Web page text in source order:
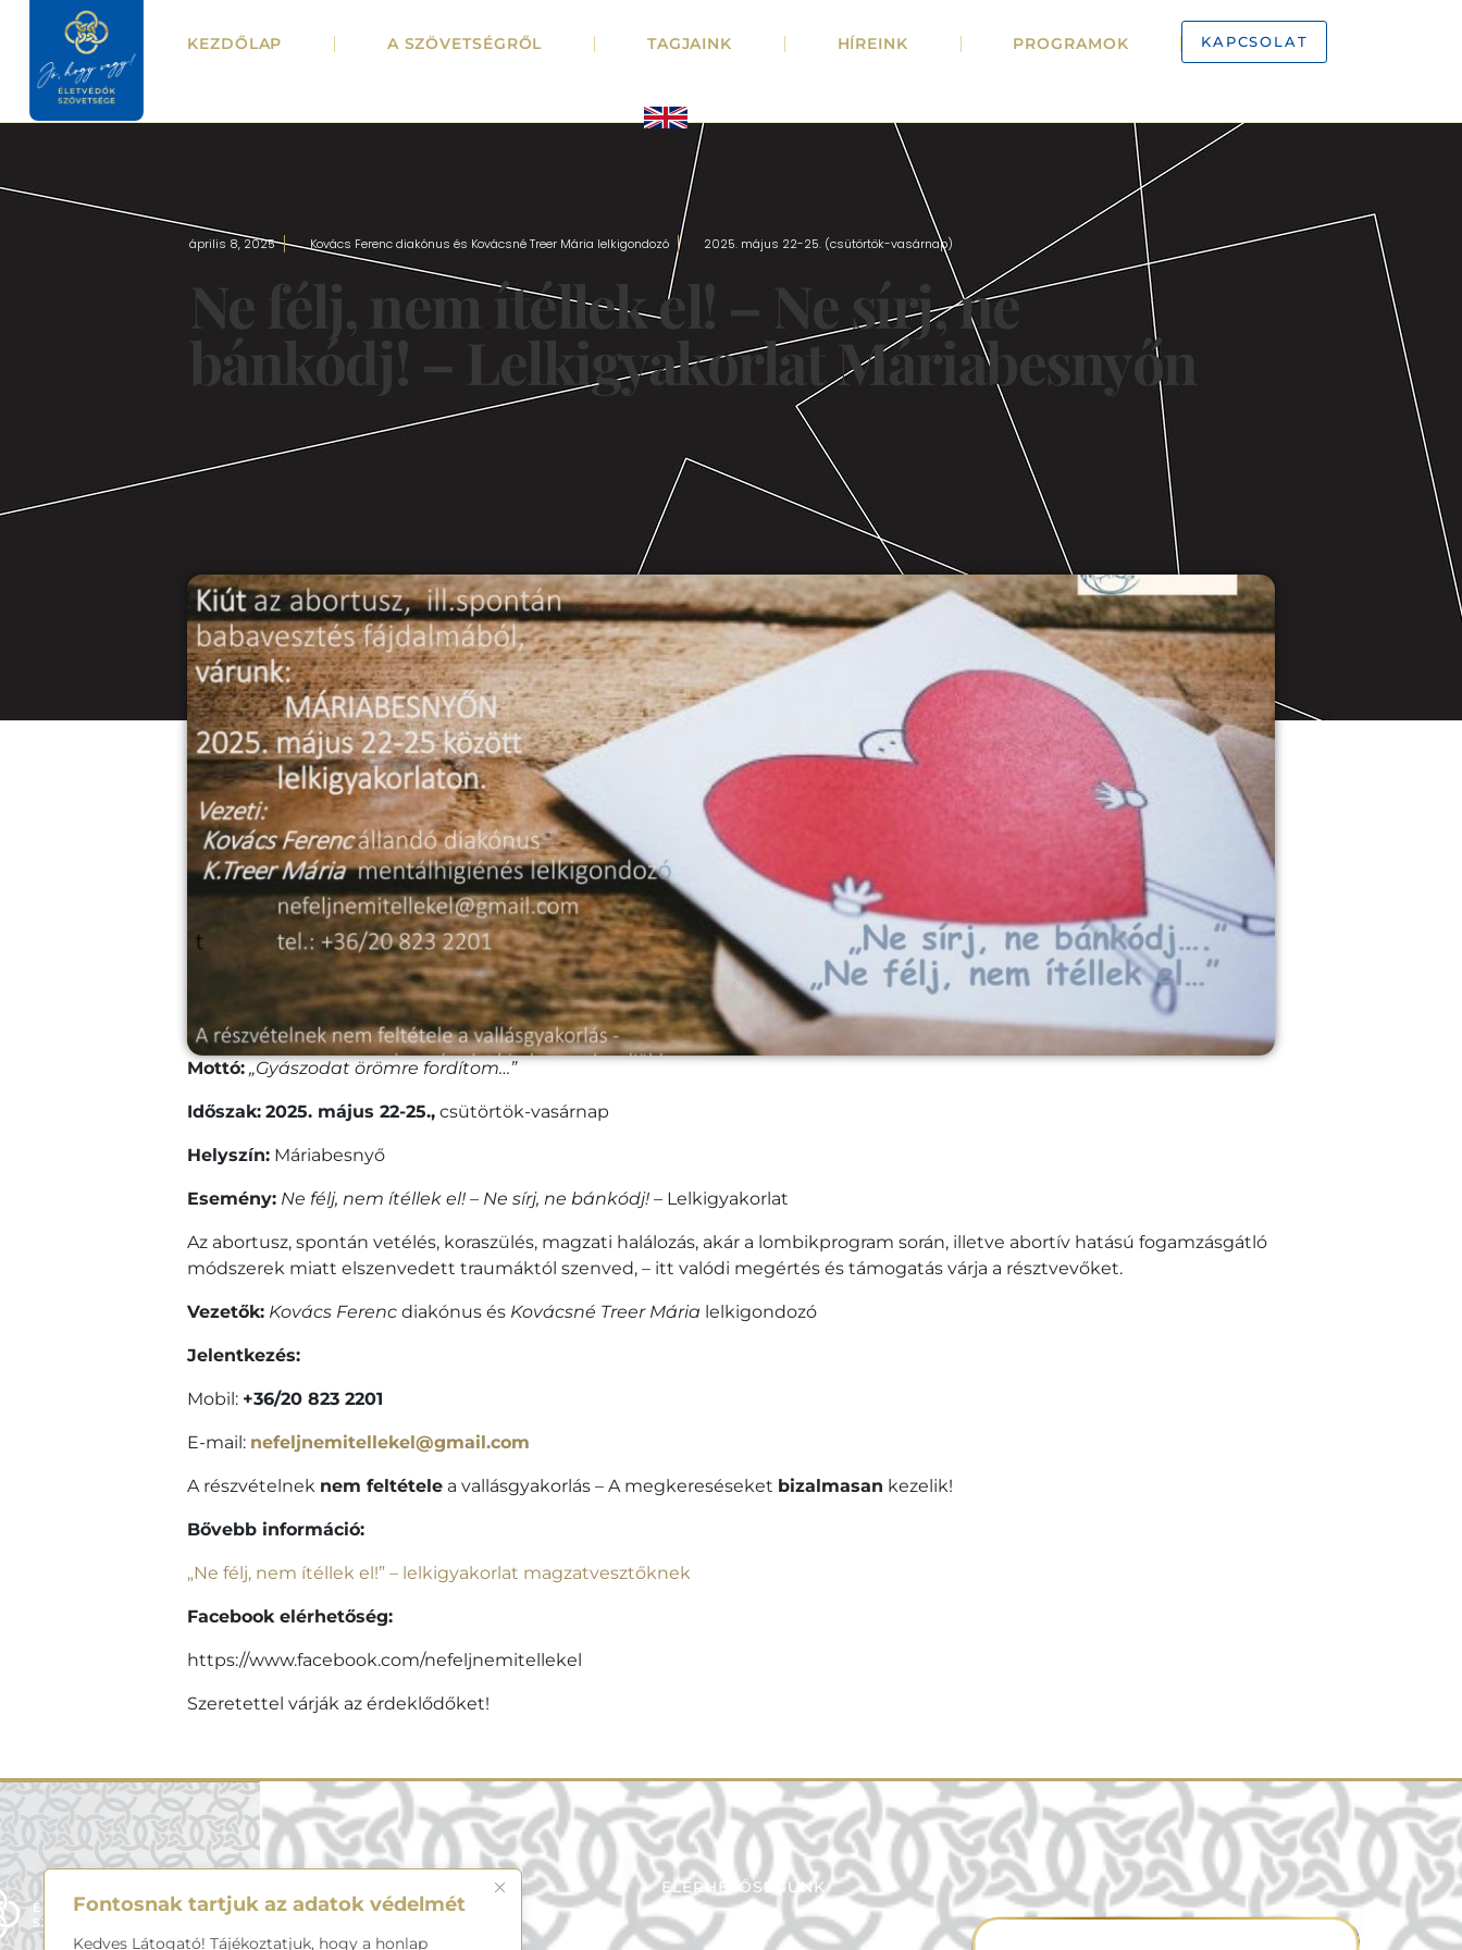
Fontosnak tartjuk az adatok védelmét
Kedves Látogató! Tájékoztatjuk, hogy a honlap
KEZDŐLAP A SZÖVETSÉGRŐL TAGJAINK HÍREINK PROGRAMOK KAPCSOLAT
április 8, 2025 Kovács Ferenc diakónus és Kovácsné Treer Mária lelkigondozó 2025. május 22-25. (csütörtök-vasárnap)
Ne félj, nem ítéllek el! – Ne sírj, ne
bánkódj! – Lelkigyakorlat Máriabesnyőn
Mottó: „Gyászodat örömre fordítom…”
Időszak: 2025. május 22-25., csütörtök-vasárnap
Helyszín: Máriabesnyő
Esemény: Ne félj, nem ítéllek el! – Ne sírj, ne bánkódj! – Lelkigyakorlat
Az abortusz, spontán vetélés, koraszülés, magzati halálozás, akár a lombikprogram során, illetve abortív hatású fogamzásgátló
módszerek miatt elszenvedett traumáktól szenved, – itt valódi megértés és támogatás várja a résztvevőket.
Vezetők: Kovács Ferenc diakónus és Kovácsné Treer Mária lelkigondozó
Jelentkezés:
Mobil: +36/20 823 2201
E-mail: nefeljnemitellekel@gmail.com
A részvételnek nem feltétele a vallásgyakorlás – A megkereséseket bizalmasan kezelik!
Bővebb információ:
„Ne félj, nem ítéllek el!” – lelkigyakorlat magzatvesztőknek
Facebook elérhetőség:
https://www.facebook.com/nefeljnemitellekel
Szeretettel várják az érdeklődőket!
ELÉRHETŐSÉGÜNK